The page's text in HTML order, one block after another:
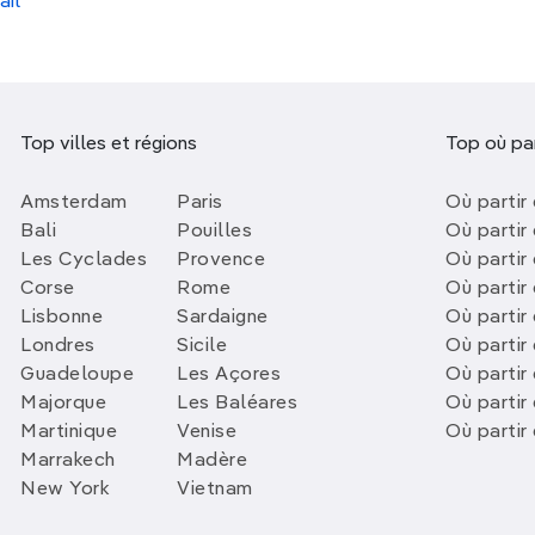
. Parcourez la côte ouest de l'île d'Émeraude,
Ce périple côtier vous emmène à travers
rencontres chaleureuses avec la culture
atlantiques, la Vélodysée en France est une
cyclable traverse plusieurs régions françaises, offrant
pins parfumées et des villages côtiers pittoresques.
à tous les niveaux de cyclistes.
Top villes et régions
Amsterdam
Bali
Les Cyclades
Corse
Lisbonne
Londres
Guadeloupe
Majorque
Martinique
Marrakech
New York
Paris
Pouilles
Provence
Rome
Sardaigne
Sicile
Les Açores
Les Baléares
Venise
Madère
Vietnam
Top où
Où partir
Où partir
Où partir
Où partir
Où partir
Où partir
Où partir
Où partir
Où partir